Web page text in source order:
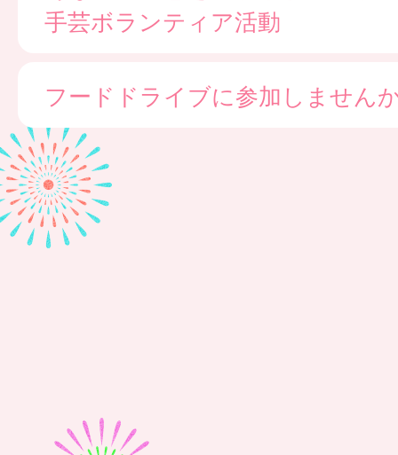
手芸ボランティア活動
フードドライブに参加しません